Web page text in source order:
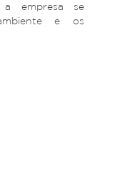
empresa se
e os